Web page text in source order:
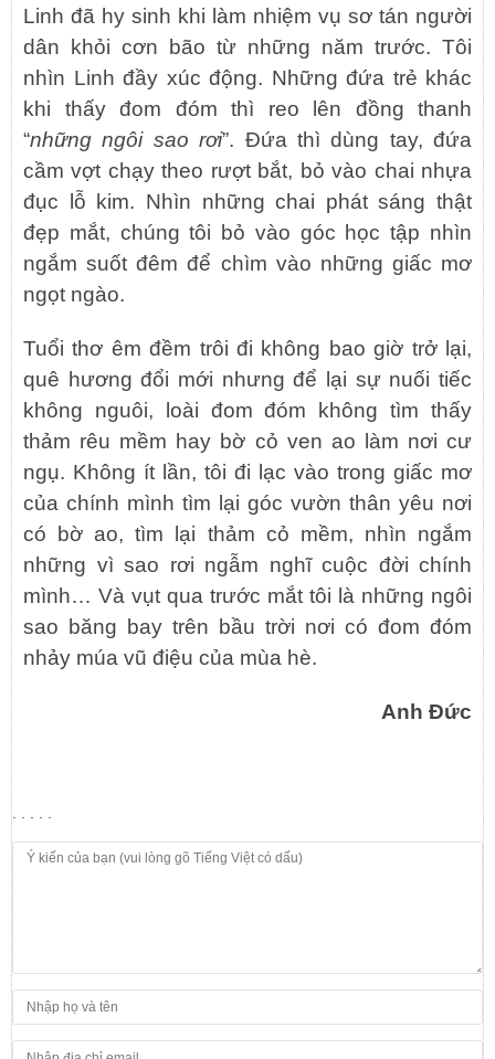
Linh đã hy sinh khi làm nhiệm vụ sơ tán người
dân khỏi cơn bão từ những năm trước. Tôi
nhìn Linh đầy xúc động. Những đứa trẻ khác
khi thấy đom đóm thì reo lên đồng thanh
“những ngôi sao rơi”. Đứa thì dùng tay, đứa
cầm vợt chạy theo rượt bắt, bỏ vào chai nhựa
đục lỗ kim. Nhìn những chai phát sáng thật
đẹp mắt, chúng tôi bỏ vào góc học tập nhìn
ngắm suốt đêm để chìm vào những giấc mơ
ngọt ngào.
Tuổi thơ êm đềm trôi đi không bao giờ trở lại,
quê hương đổi mới nhưng để lại sự nuối tiếc
không nguôi, loài đom đóm không tìm thấy
thảm rêu mềm hay bờ cỏ ven ao làm nơi cư
ngụ. Không ít lần, tôi đi lạc vào trong giấc mơ
của chính mình tìm lại góc vườn thân yêu nơi
có bờ ao, tìm lại thảm cỏ mềm, nhìn ngắm
những vì sao rơi ngẫm nghĩ cuộc đời chính
mình… Và vụt qua trước mắt tôi là những ngôi
sao băng bay trên bầu trời nơi có đom đóm
nhảy múa vũ điệu của mùa hè.
Anh Đức